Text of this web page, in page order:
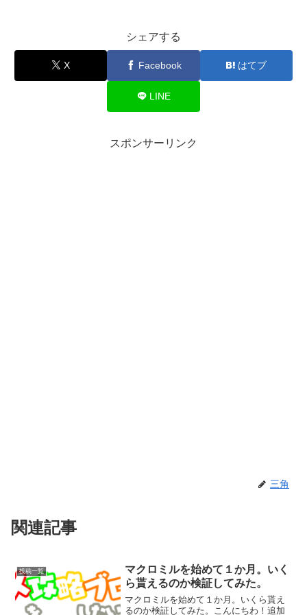
シェアする
X Facebook はてブ
LINE
スポンサーリンク
三角
関連記事
投稿一覧
マクロミルを始めて１か月。いく
ら貰えるのか検証してみた。
マクロミルを始めて１か月。いくら貰え
るのか検証してみた。こんにちわ！追加